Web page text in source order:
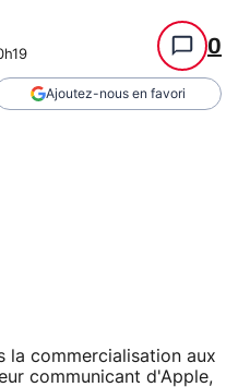
0
Ajoutez-nous en favori
la commercialisation aux
communicant d'Apple,